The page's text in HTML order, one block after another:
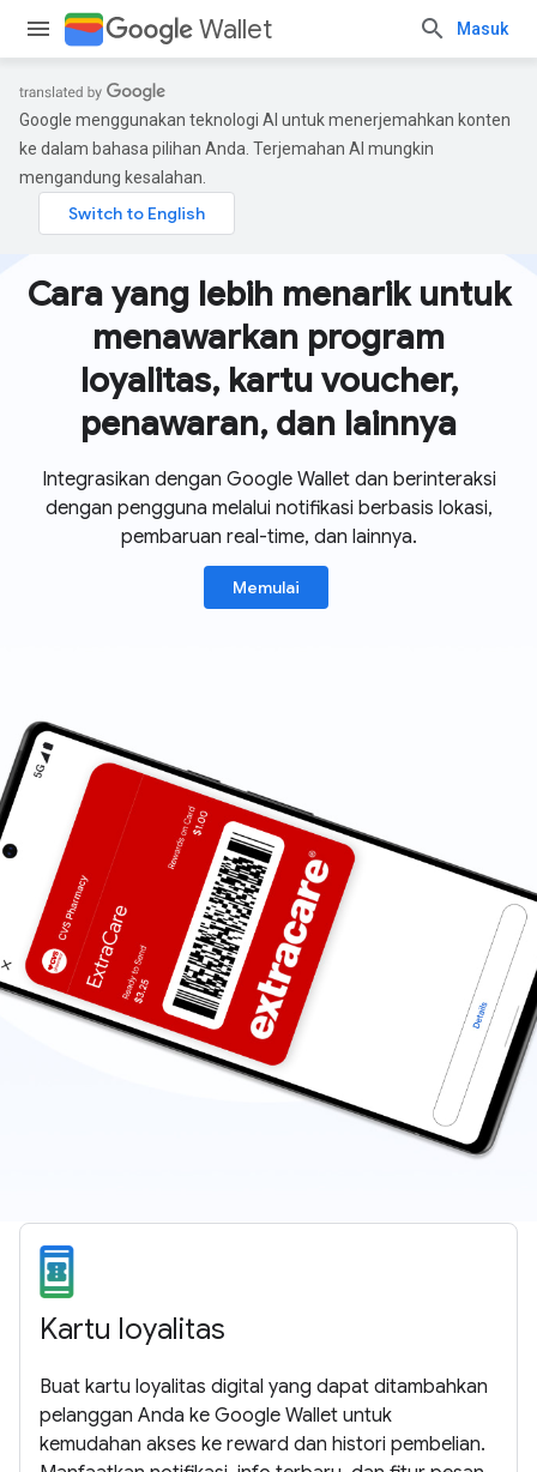
Wallet Masuk
Google menggunakan teknologi AI untuk menerjemahkan konten
ke dalam bahasa pilihan Anda. Terjemahan AI mungkin
mengandung kesalahan.
Cara yang lebih menarik untuk
menawarkan program
loyalitas, kartu voucher,
penawaran, dan lainnya
Integrasikan dengan Google Wallet dan berinteraksi
dengan pengguna melalui notifikasi berbasis lokasi,
pembaruan real-time, dan lainnya.
Memulai
Kartu loyalitas
Buat kartu loyalitas digital yang dapat ditambahkan
pelanggan Anda ke Google Wallet untuk
kemudahan akses ke reward dan histori pembelian.